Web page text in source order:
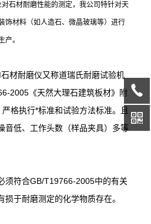
仪
石材耐磨性能的测定，我公司特针对天
饰材料（如人造石、微晶玻璃等）进行
产。
材耐磨仪又称道瑞氏耐磨试验机
2005《天然大理石建筑板材》附
格执行*标准和试验方法标准。且
音低、工作头数（样品夹具）多等
须符合GB/T19766-2005中的有关
于耐磨测定的化学物质存在。